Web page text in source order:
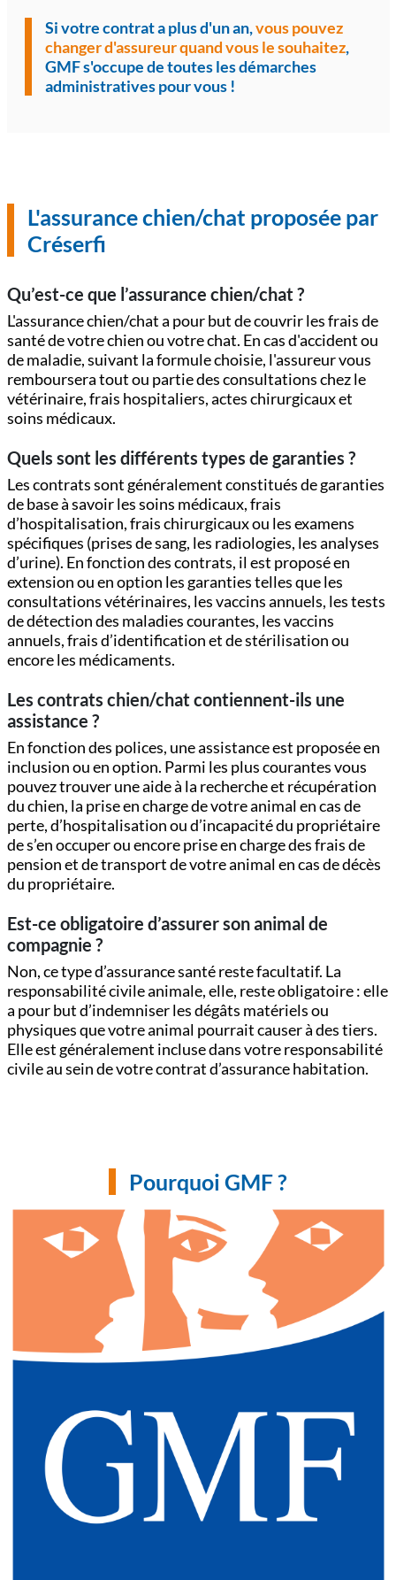
Si votre contrat a plus d'un an,vous pouvez
changer d'assureur quand vous le souhaitez,
GMF s'occupe de toutes les démarches
administratives pour vous !
L'assurance chien/chat proposée par
Créserfi
Qu’est-ce que l’assurance chien/chat ?
L'assurance chien/chat a pour but de couvrir les frais de
santé de votre chien ou votre chat. En cas d'accident ou
de maladie, suivant la formule choisie, l'assureur vous
remboursera tout ou partie des consultations chez le
vétérinaire, frais hospitaliers, actes chirurgicaux et
soins médicaux.
Quels sont les différents types de garanties ?
Les contrats sont généralement constitués de garanties
de base à savoir les soins médicaux, frais
d’hospitalisation, frais chirurgicaux ou les examens
spécifiques (prises de sang, les radiologies, les analyses
d’urine). En fonction des contrats, il est proposé en
extension ou en option les garanties telles que les
consultations vétérinaires, les vaccins annuels, les tests
de détection des maladies courantes, les vaccins
annuels, frais d’identification et de stérilisation ou
encore les médicaments.
Les contrats chien/chat contiennent-ils une
assistance ?
En fonction des polices, une assistance est proposée en
inclusion ou en option. Parmi les plus courantes vous
pouvez trouver une aide à la recherche et récupération
du chien, la prise en charge de votre animal en cas de
perte, d’hospitalisation ou d’incapacité du propriétaire
de s’en occuper ou encore prise en charge des frais de
pension et de transport de votre animal en cas de décès
du propriétaire.
Est-ce obligatoire d’assurer son animal de
compagnie ?
Non, ce type d’assurance santé reste facultatif. La
responsabilité civile animale, elle, reste obligatoire : elle
a pour but d’indemniser les dégâts matériels ou
physiques que votre animal pourrait causer à des tiers.
Elle est généralement incluse dans votre responsabilité
civile au sein de votre contrat d’assurance habitation.
Pourquoi GMF ?